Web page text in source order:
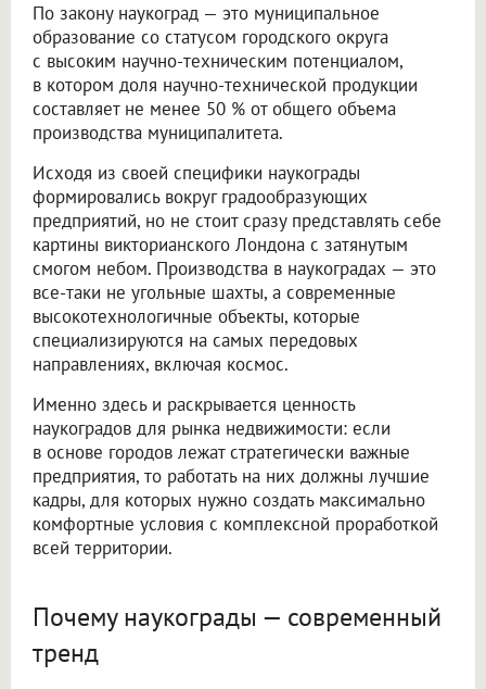
По закону наукоград — это муниципальное
образование со статусом городского округа
с высоким научно-техническим потенциалом,
в котором доля научно-технической продукции
составляет не менее 50 % от общего объема
производства муниципалитета.
Исходя из своей специфики наукограды
формировались вокруг градообразующих
предприятий, но не стоит сразу представлять себе
картины викторианского Лондона с затянутым
смогом небом. Производства в наукоградах — это
все-таки не угольные шахты, а современные
высокотехнологичные объекты, которые
специализируются на самых передовых
направлениях, включая космос.
Именно здесь и раскрывается ценность
наукоградов для рынка недвижимости: если
в основе городов лежат стратегически важные
предприятия, то работать на них должны лучшие
кадры, для которых нужно создать максимально
комфортные условия с комплексной проработкой
всей территории.
Почему наукограды — современный
тренд